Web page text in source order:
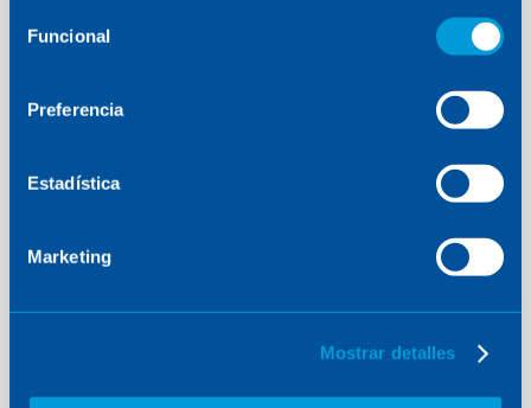
Funcional
Preferencia
Estadística
Marketing
Mostrar detalles
SOLUCIONES MEDIOAMBIENTALES
Caso Kelsen: Recuperación de
calor en industria refractaria